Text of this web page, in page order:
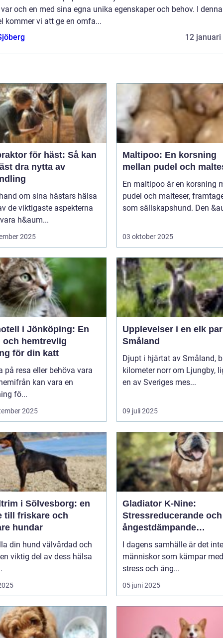
var och en med sina egna unika egenskaper och behov. I denna
kommer vi att ge en omfa...
12 januari
för häst: Så kan
dra nytta av
om sina hästars hälsa
de viktigaste aspekterna
h&aum...
2025
Maltipoo: En korsning
mellan pudel och
En maltipoo är en korsning
pudel och malteser,
som sällskapshund. Den
03 oktober 2025
i Jönköping: En
och hemtrevlig
för din katt
på resa eller behöva vara
kan vara en
fö...
2025
Upplevelser i en elk
Småland
Djupt i hjärtat av Småland,
kilometer norr om Ljungby,
en av Sveriges mes...
09 juli 2025
i Sölvesborg: en
till friskare och
hundar
din hund välvårdad och
viktig del av dess hälsa
Gladiator K-Nine:
Stressreducerande och
ångestdämpande
hundhalsband
I dagens samhälle är det
människor som kämpar med
stress och ång...
05 juni 2025